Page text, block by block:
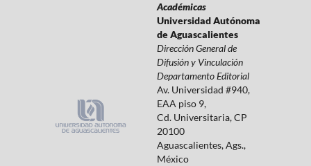
Académicas
Universidad Autónoma
de Aguascalientes
Dirección General de
Difusión y Vinculación
Departamento Editorial
Av. Universidad #940,
EAA piso 9,
Cd. Universitaria, CP
20100
Aguascalientes, Ags.,
México